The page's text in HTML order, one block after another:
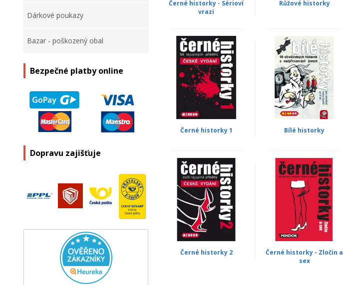
Dárkové poukazy
Bazar - poškozený obal
Bezpečné platby online
Dopravu zajišťuje
Černé historky - Sérioví
vrazi
Růžové historky
Černé historky 1 Bílé historky
Černé historky 2
Černé historky - Zločin a
sex